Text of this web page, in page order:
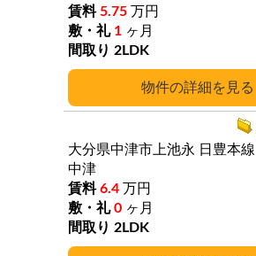
詳細
5.75 万円
1 ヶ月
2LDK
大分県中津市上池永 日豊本線
中津
6.4 万円
0 ヶ月
2LDK